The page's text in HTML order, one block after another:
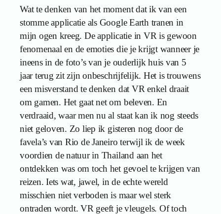
Wat te denken van het moment dat ik van een
stomme applicatie als Google Earth tranen in
mijn ogen kreeg. De applicatie in VR is gewoon
fenomenaal en de emoties die je krijgt wanneer je
ineens in de foto’s van je ouderlijk huis van 5
jaar terug zit zijn onbeschrijfelijk. Het is trouwens
een misverstand te denken dat VR enkel draait
om gamen. Het gaat net om beleven. En
verdraaid, waar men nu al staat kan ik nog steeds
niet geloven. Zo liep ik gisteren nog door de
favela’s van Rio de Janeiro terwijl ik de week
voordien de natuur in Thailand aan het
ontdekken was om toch het gevoel te krijgen van
reizen. Iets wat, jawel, in de echte wereld
misschien niet verboden is maar wel sterk
ontraden wordt. VR geeft je vleugels. Of toch